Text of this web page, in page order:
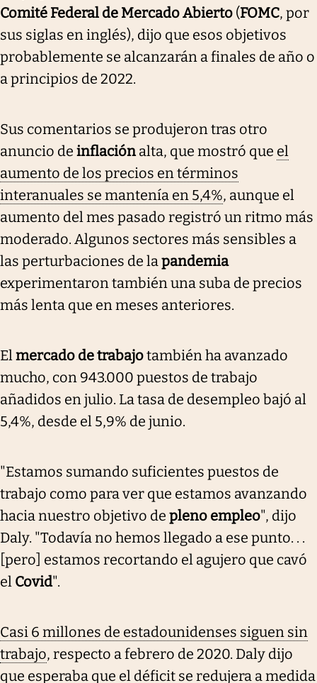
Comité Federal de Mercado Abierto (FOMC, por
sus siglas en inglés), dijo que esos objetivos
probablemente se alcanzarán a finales de año o
a principios de 2022.
Sus comentarios se produjeron tras otro
anuncio de inflaciónalta, que mostró que el
aumento de los precios en términos
interanuales se mantenía en 5,4%, aunque el
aumento del mes pasado registró un ritmo más
moderado. Algunos sectores más sensibles a
las perturbaciones de lapandemia
experimentaron también una suba de precios
más lenta que en meses anteriores.
Elmercado de trabajotambién ha avanzado
mucho, con 943.000 puestos de trabajo
añadidos en julio. La tasa de desempleo bajó al
5,4%, desde el 5,9% de junio.
"Estamos sumando suficientes puestos de
trabajo como para ver que estamos avanzando
hacia nuestro objetivo de pleno empleo", dijo
Daly. "Todavía no hemos llegado a ese punto. . .
[pero] estamos recortando el agujero que cavó
el Covid".
Casi 6 millones de estadounidenses siguen sin
trabajo, respecto a febrero de 2020. Daly dijo
que esperaba que el déficit se redujera a medida